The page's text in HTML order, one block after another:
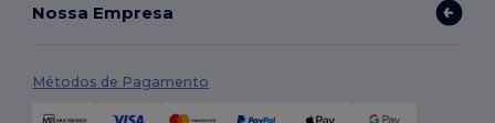
Nossa Empresa
Métodos de Pagamento